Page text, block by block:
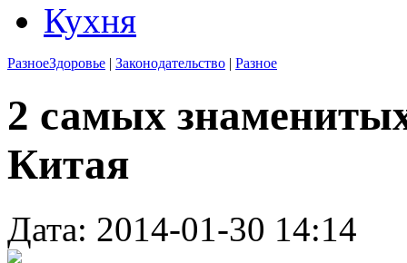
Кухня
РазноеЗдоровье | Законодательство | Разное
2 самых
Китая
Дата: 2014-01-30 14:14